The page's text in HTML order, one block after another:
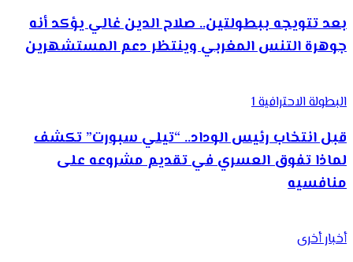
بعد تتويجه ببطولتين.. صلاح الدين غالي يؤكد أنه
جوهرة التنس المغربي وينتظر دعم المستشهرين
البطولة الاحترافية 1
قبل انتخاب رئيس الوداد.. “تيلي سبورت” تكشف
لماذا تفوق العسري في تقديم مشروعه على
منافسيه
أخبار أخرى